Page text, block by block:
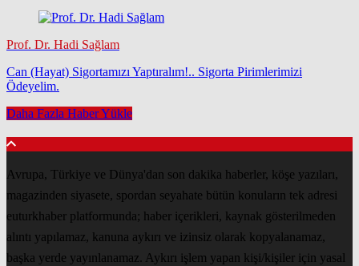
Prof. Dr. Hadi Sağlam
Can (Hayat) Sigortamızı Yaptıralım!.. Sigorta Pirimlerimizi
Ödeyelim.
Daha Fazla Haber Yükle
Avrupa, Türkiye ve Dünya'dan son dakika haberler, köşe yazıları,
magazinden siyasete, spordan seyahate bütün konuların tek adresi
euturkhaber platformunda; haber içerikleri, kaynak gösterilmeden
alıntı yapılamaz, kanuna aykırı ve izinsiz olarak kopyalanamaz,
başka yerde yayınlanamaz. Aykırı işlem yapan kişi/kişiler için yasal